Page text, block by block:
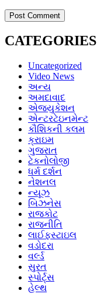
CATEGORIES
Uncategorized
Video News
અન્ય
અમદાવાદ
એજ્યુકેશન
એન્ટરટેઇનમેન્ટ
કૌશિકની કલમ
ક્રાઇમ
ગુજરાત
ટેકનોલોજી
ધર્મ દર્શન
નેશનલ
ન્યૂઝ
બિઝનેસ
રાજકોટ
રાજનીતિ
લાઈફસ્ટાઇલ
વડોદરા
વર્લ્ડ
સુરત
સ્પોર્ટ્સ
હેલ્થ